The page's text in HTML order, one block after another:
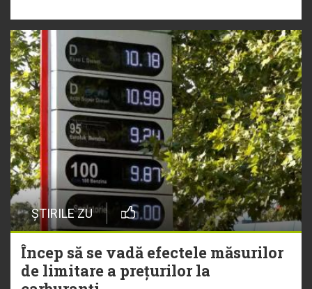
ȘTIRILE ZU
Încep să se vadă efectele măsurilor
de limitare a prețurilor la